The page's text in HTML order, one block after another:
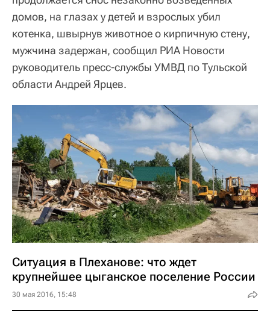
домов, на глазах у детей и взрослых убил
котенка, швырнув животное о кирпичную стену,
мужчина задержан, сообщил РИА Новости
руководитель пресс-службы УМВД по Тульской
области Андрей Ярцев.
Ситуация в Плеханове: что ждет
крупнейшее цыганское поселение России
30 мая 2016, 15:48